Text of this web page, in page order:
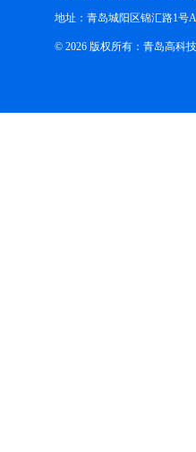
地址：青岛城阳区锦汇路1号
© 2026 版权所有：青岛高科